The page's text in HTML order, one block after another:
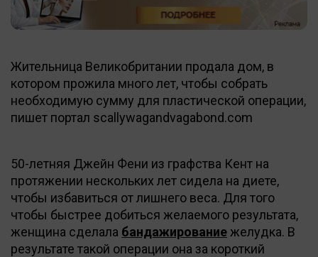
Жительница Великобритании продала дом, в
котором прожила много лет, чтобы собрать
необходимую сумму для пластической операции,
пишет портал scallywagandvagabond.com
50-летняя Джейн Фени из графства Кент на
протяжении нескольких лет сидела на диете,
чтобы избавиться от лишнего веса. Для того
чтобы быстрее добиться желаемого результата,
женщина сделала бандажирование желудка. В
результате такой операции она за короткий